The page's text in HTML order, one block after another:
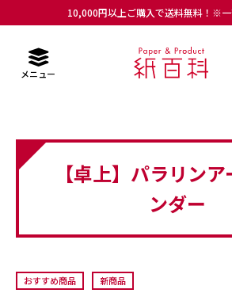
10,000円以上ご購入で送料無料！※一
メニュー
【卓上】パラリン
ンダー
おすすめ商品 新商品